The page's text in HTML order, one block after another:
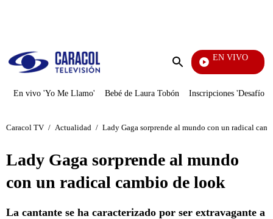
Enviar
EN VIVO
Yo Me Llamo
En vivo 'Yo Me Llamo' Bebé de Laura Tobón Inscripciones 'Desafío'
Caracol TV / Actualidad / Lady Gaga sorprende al mundo con un radical
Lady Gaga sorprende al mundo
con un radical cambio de look
La cantante se ha caracterizado por ser extravagante a